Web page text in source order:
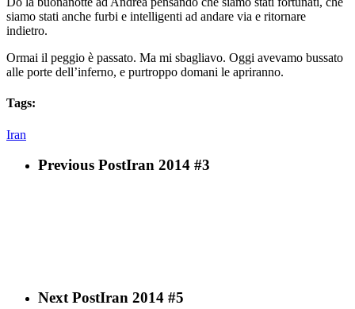
siamo stati anche furbi e intelligenti ad andare via e ritornare
indietro.
Ormai il peggio è passato. Ma mi sbagliavo. Oggi avevamo bussato
alle porte dell’inferno, e purtroppo domani le apriranno.
Tags:
Iran
Previous PostIran 2014 #3
Next PostIran 2014 #5